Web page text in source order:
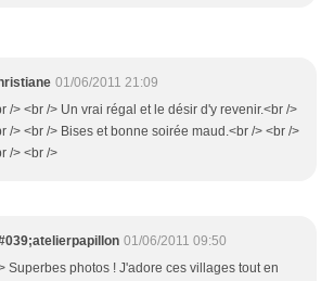
01/06/2011 21:09
/> <br /> Un vrai régal et le désir d'y revenir.<br />
/> <br /> Bises et bonne soirée maud.<br /> <br />
/> <br />
01/06/2011 09:50
Superbes photos ! J'adore ces villages tout en